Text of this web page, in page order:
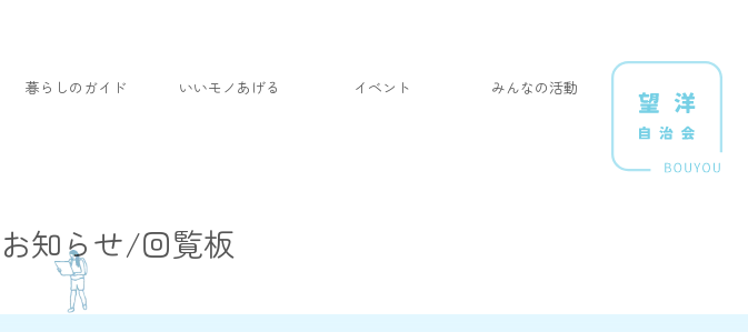
暮らしのガイド いいモノあげる イベント みんなの活動
お知らせ/回覧板